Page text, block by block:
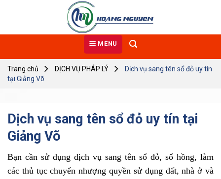
MENU
Trang chủ DỊCH VỤ PHÁP LÝ
Dịch vụ sang tên sổ đỏ uy tín
tại Giảng Võ
Dịch vụ sang tên sổ đỏ uy tín tại
Giảng Võ
Bạn cần sử dụng dịch vụ sang tên sổ đỏ, sổ hồng, làm
các thủ tục chuyển nhượng quyền sử dụng đất, nhà ở và